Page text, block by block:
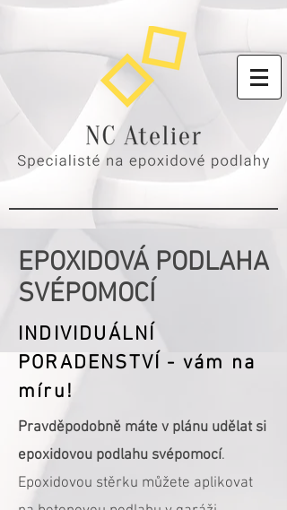
EPOXIDOVÁ PODLAHA
SVÉPOMOCÍ
INDIVIDUÁLNÍ
PORADENSTVÍ - vám na
míru!
Pravděpodobně máte v plánu udělat si
epoxidovou podlahu svépomocí.
Epoxidovou stěrku můžete aplikovat